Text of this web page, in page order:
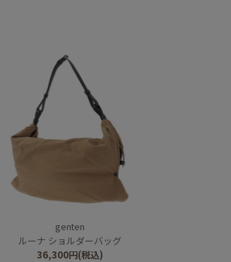
genten
ルーナ ショルダーバッグ
36,300円(税込)